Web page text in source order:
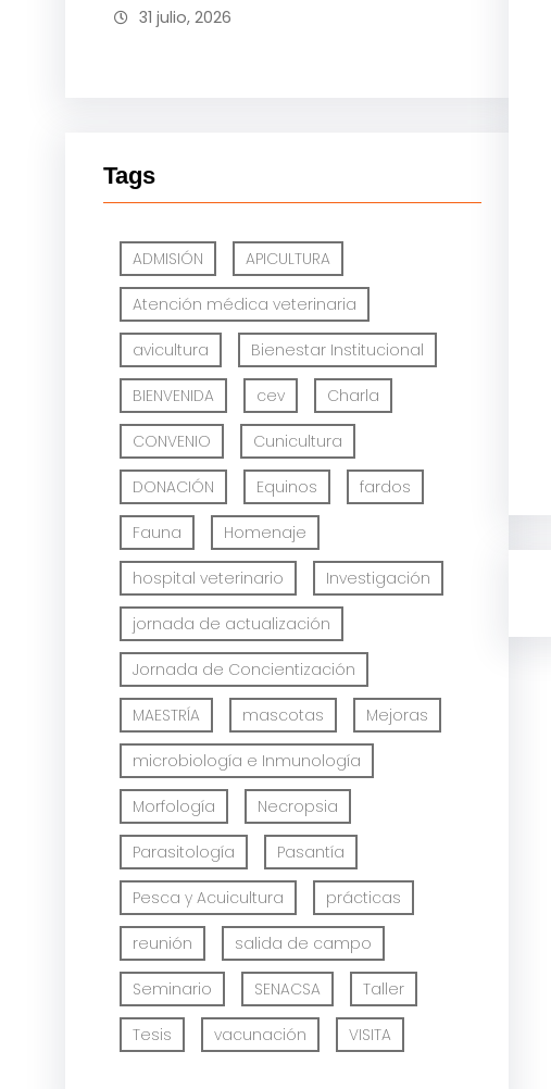
31 julio, 2026
Tags
ADMISIÓN APICULTURA
Atención médica veterinaria
avicultura Bienestar Institucional
BIENVENIDA cev Charla
CONVENIO Cunicultura
DONACIÓN Equinos fardos
Fauna Homenaje
hospital veterinario Investigación
jornada de actualización
Jornada de Concientización
MAESTRÍA mascotas Mejoras
microbiología e Inmunología
Morfología Necropsia
Parasitología Pasantía
Pesca y Acuicultura prácticas
reunión salida de campo
Seminario SENACSA Taller
Tesis vacunación VISITA